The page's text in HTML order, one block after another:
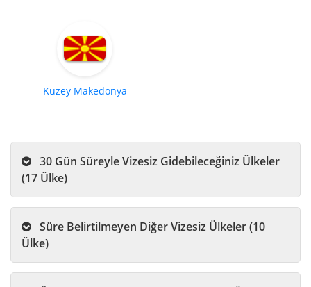
Kuzey Makedonya
(17 Ülke)
Ülke)